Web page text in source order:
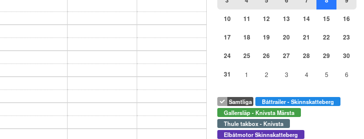
Samtliga
Båttrailer - Skinnskatteberg
Gallersläp - Knivsta Märsta
Thule takbox - Knivsta
Elbåtmotor Skinnskatteberg
10 11 12 13 14 15 16
17 18 19 20 21 22 23
24 25 26 27 28 29 30
31 1 2 3 4 5 6